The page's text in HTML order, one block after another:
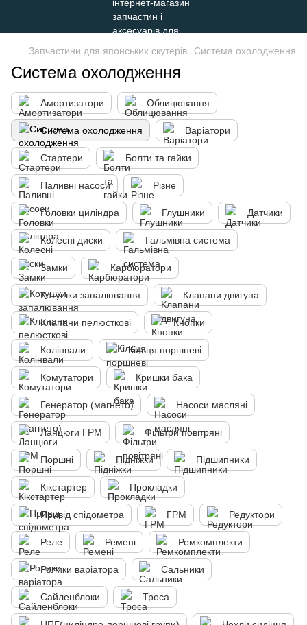
Запчастини для японських скутерів Система охолодження
Система охолодження
Амортизатори Облицювання
Система охолодження Варіатори
Стартери Болти та гайки
Паливні насоси Різне
Головки циліндра Глушники Датчики
Колесні диски Гальмівна система
Замки Карбюратори
Котушки запалювання Клапани двигуна
Клапани пелюсткові Кнопки
Колінвали Кільця поршневі
Комутатори Кришки бака
Генератор (магнето) Насоси масляні
Ланцюги ГРМ Фільтри повітряні
Поршні Підніжки Підшипники
Кікстартер Прокладки
Привід спідометра ГРМ Редуктори
Реле Ремені Ремкомплекти
Ролики варіатора Сальники
Сайленблоки Троса